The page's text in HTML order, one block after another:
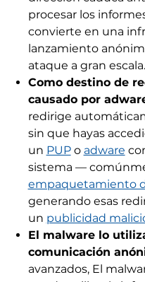
procesar los
convierte en una
lanzamiento
ataque a gran
Como destino de
causado por
redirige
sin que hayas
un PUPo adware
sistema —
empaquetamiento
generando esas
un publicidad
El malware lo
comunicación
avanzados, El